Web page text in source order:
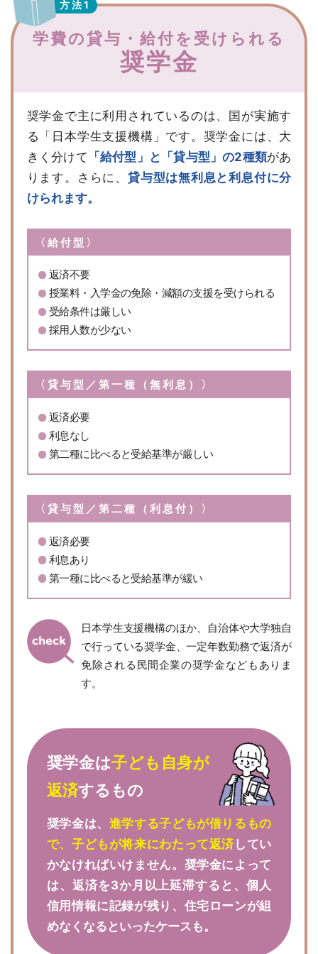
方法1
学費の貸与・給付を受けられる
奨学金
奨学金で主に利用されているのは、国が実施す
る「日本学生支援機構」です。奨学金には、大
きく分けて 「給付型」と「貸与型」の2種類があ
ります。さらに、 貸与型は無利息と利息付に分
けられます。
〈給付型〉
返済不要
授業料・入学金の免除・減額の支援を受けられる
受給条件は厳しい
採用人数が少ない
〈貸与型／第一種（無利息）〉
返済必要
利息なし
第二種に比べると受給基準が厳しい
〈貸与型／第二種（利息付）〉
返済必要
利息あり
第一種に比べると受給基準が緩い
日本学生支援機構のほか、自治体や大学独自
で行っている奨学金、一定年数勤務で返済が
免除される民間企業の奨学金などもありま
す。
奨学金は子ども自身が
返済するもの
奨学金は、 進学する子どもが借りるもの
で、子どもが将来にわたって返済 してい
かなければいけません。奨学金によって
は、返済を3か月以上延滞すると、個人
信用情報に記録が残り、住宅ローンが組
めなくなるといったケースも。